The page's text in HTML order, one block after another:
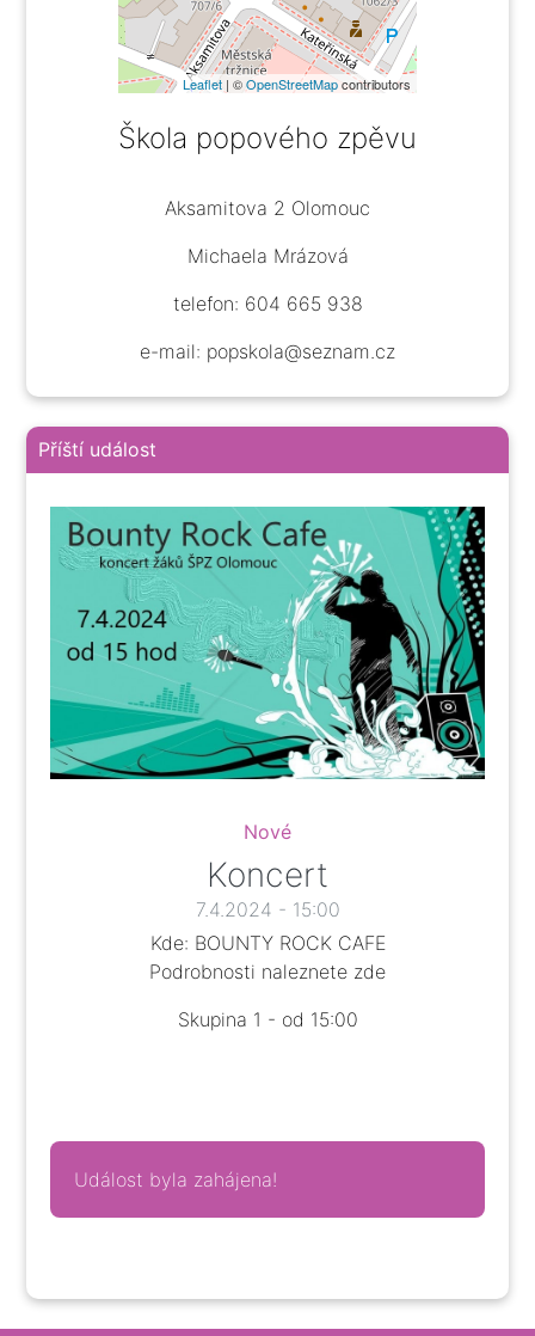
Leaflet | ©OpenStreetMapcontributors
Škola popového zpěvu
Aksamitova 2 Olomouc
Michaela Mrázová
telefon: 604 665 938
e-mail: popskola@seznam.cz
Příští událost
Nové
Koncert
7.4.2024 - 15:00
Kde: BOUNTY ROCK CAFE
Podrobnosti naleznete zde
Skupina 1 - od 15:00
Událost byla zahájena!